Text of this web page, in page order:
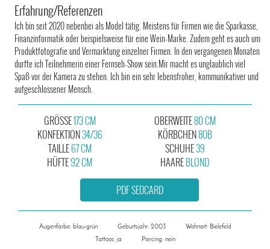
Erfahrung/Referenzen
Ich bin seit 2020 nebenbei als Model tätig. Meistens für Firmen wie die Sparkasse,
Finanzinformatik oder beispielsweise für eine Wein-Marke. Zudem geht es auch um
Produktfotografie und Vermarktung einzelner Firmen. In den vergangenen Monaten
durfte ich Teilnehmerin einer Fernseh-Show sein.Mir macht es unglaublich viel
Spaß vor der Kamera zu stehen. Ich bin ein sehr lebensfroher, kommunikativer und
aufgeschlossener Mensch.
GRÖSSE173 CM
KONFEKTION34/36
OBERWEITE80 CM
KÖRBCHEN80B
TAILLE67 CM
HÜFTE92 CM
SCHUHE39
HAAREBLOND
PDF SEDCARD
Augenfarbe: blau-grün Geburtsjahr: 2003
Wohnort: Bielefeld
Tattoos: ja
Piercing: nein